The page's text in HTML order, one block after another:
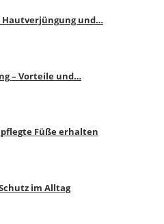
Hautverjüngung und…
– Vorteile und…
Füße erhalten
im Alltag